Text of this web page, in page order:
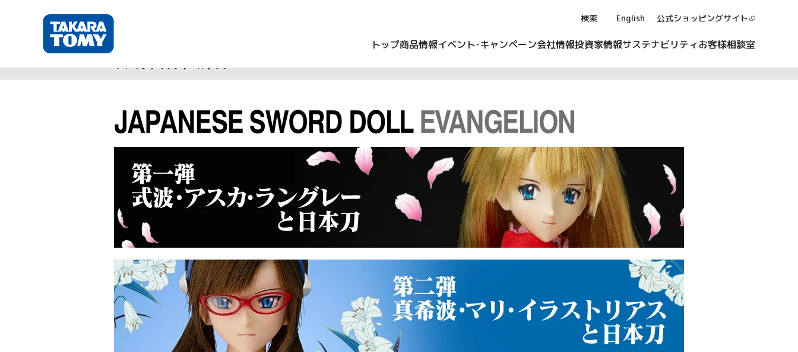
検索 English 公式ショッピングサイト
トップ商品情報イベント・キャンペーン会社情報投資家情報サステナビリティお客様相談室